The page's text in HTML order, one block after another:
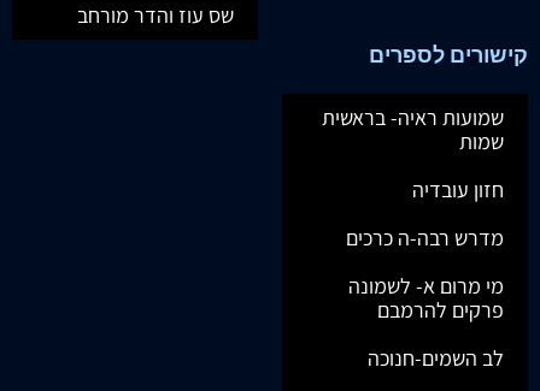
שס עוז והדר מורחב
קישורים לספרים
שמועות ראיה- בראשית
שמות
חזון עובדיה
מדרש רבה-ה כרכים
מי מרום א- לשמונה
פרקים להרמבם
לב השמים-חנוכה